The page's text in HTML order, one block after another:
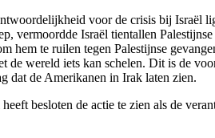
voor de crisis bij
vermoordde Israël tientallen
hem te ruilen tegen Palestijnse
wereld iets kan schelen. Dit is de
dat de Amerikanen in Irak laten zien.
besloten de actie te zien als de